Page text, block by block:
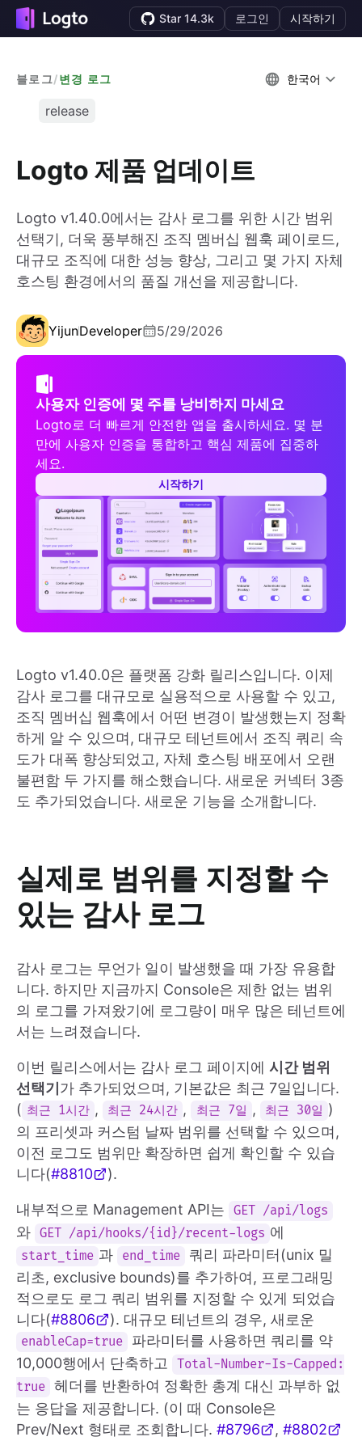
Star 14.3k 로그인 시작하기
블로그/변경 로그 한국어
release
Logto 제품 업데이트
Logto v1.40.0에서는 감사 로그를 위한 시간 범위
선택기, 더욱 풍부해진 조직 멤버십 웹훅 페이로드,
대규모 조직에 대한 성능 향상, 그리고 몇 가지 자체
호스팅 환경에서의 품질 개선을 제공합니다.
YijunDeveloper 5/29/2026
사용자 인증에 몇 주를 낭비하지 마세요
Logto로 더 빠르게 안전한 앱을 출시하세요. 몇 분
만에 사용자 인증을 통합하고 핵심 제품에 집중하
세요.
시작하기
Logto v1.40.0은 플랫폼 강화 릴리스입니다. 이제
감사 로그를 대규모로 실용적으로 사용할 수 있고,
조직 멤버십 웹훅에서 어떤 변경이 발생했는지 정확
하게 알 수 있으며, 대규모 테넌트에서 조직 쿼리 속
도가 대폭 향상되었고, 자체 호스팅 배포에서 오랜
불편함 두 가지를 해소했습니다. 새로운 커넥터 3종
도 추가되었습니다. 새로운 기능을 소개합니다.
실제로 범위를 지정할 수
있는 감사 로그
감사 로그는 무언가 일이 발생했을 때 가장 유용합
니다. 하지만 지금까지 Console은 제한 없는 범위
의 로그를 가져왔기에 로그량이 매우 많은 테넌트에
서는 느려졌습니다.
이번 릴리스에서는 감사 로그 페이지에 시간 범위
선택기 가 추가되었으며, 기본값은 최근 7일입니다.
( 최근 1시간 , 최근 24시간 , 최근 7일 , 최근 30일 )
의 프리셋과 커스텀 날짜 범위를 선택할 수 있으며,
이전 로그도 범위만 확장하면 쉽게 확인할 수 있습
니다(#8810 ).
내부적으로 Management API는 GET /api/logs
와 GET /api/hooks/{id}/recent-logs 에
start_time 과 end_time
쿼리 파라미터(unix 밀
리초, exclusive bounds)를 추가하여, 프로그래밍
적으로도 로그 쿼리 범위를 지정할 수 있게 되었습
니다(#8806 ). 대규모 테넌트의 경우, 새로운
enableCap=true
파라미터를 사용하면 쿼리를 약
10,000행에서 단축하고
Total-Number-Is-Capped:
true 헤더를 반환하여 정확한 총계 대신 과부하 없
는 응답을 제공합니다. (이 때 Console은
Prev/Next 형태로 조회합니다. #8796 , #8802